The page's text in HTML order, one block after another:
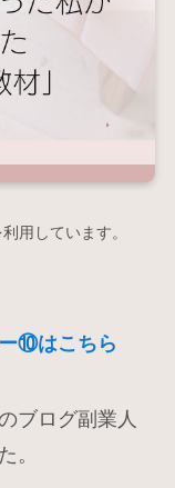
用しています。
ー⑩はこちら
ブログ副業人
。